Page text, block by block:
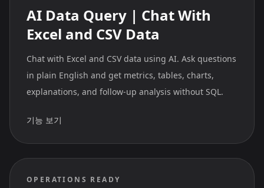
AI Data Query | Chat With
Excel and CSV Data
Chat with Excel and CSV data using AI. Ask questions
in plain English and get metrics, tables, charts,
explanations, and follow-up analysis without SQL.
기능 보기
OPERATIONS READY